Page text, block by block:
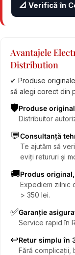
📐 Verifică în
Avantajele
Distribution
✔ Produse
să alegi corect din
🛡️Produse
Distribuitor
💬Consultanță
Te ajutăm să
eviți retururi și
🚚Produs
Expediem zilnic
> 350 lei.
✅Garanție
Service rapid în
↩️Retur simplu în
Fără complicații,